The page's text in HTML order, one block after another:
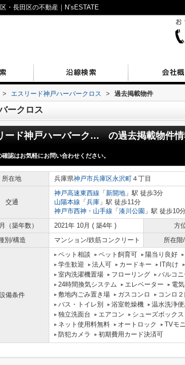
・長田区の不動産｜N’sESTATE
> エスリード神戸ハーバークロス > 過去掲載物件
ークロス
エスリード神戸ハーバークロス の過去掲載物件
確認はお気軽にお問い合わせください。
所在地 兵庫県神戸市兵庫区永沢町 ４丁目
交通
神戸高速東西線 「 新開地 」駅 徒歩3分
山陽本線 「 兵庫 」駅 徒歩11分
神戸市西神・山手線 「 湊川公園 」駅 徒歩10分
（築年数）
2021年 10月 ( 築4年 ) 方
別/構造
マンション/鉄筋コンクリート 所在階
備条件
ペット相談 ペット飼育可 陽当り良好
学生歓迎
法人可 カードキー IT向け
室内洗濯機置場
フローリング バルコニ
24時間換気システム
エレベーター 電
敷地内ごみ置き場
ガスコンロ コンロ
バス・トイレ別
浴室乾燥機 温水洗浄
独立洗面台
エアコン シューズボックス
ネット使用料無料
オートロック TVモ
防犯カメラ
初期費用カード決済可